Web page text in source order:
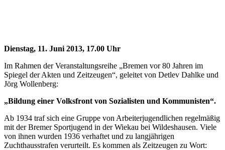
Dienstag, 11. Juni 2013, 17.00 Uhr
Im Rahmen der Veranstaltungsreihe „Bremen vor 80 Jahren im
Spiegel der Akten und Zeitzeugen“, geleitet von Detlev Dahlke und
Jörg Wollenberg:
„Bildung einer Volksfront von Sozialisten und Kommunisten“.
Ab 1934 traf sich eine Gruppe von Arbeiterjugendlichen regelmäßig
mit der Bremer Sportjugend in der Wiekau bei Wildeshausen. Viele
von ihnen wurden 1936 verhaftet und zu langjährigen
Zuchthausstrafen verurteilt. Es kommen als Zeitzeugen zu Wort: